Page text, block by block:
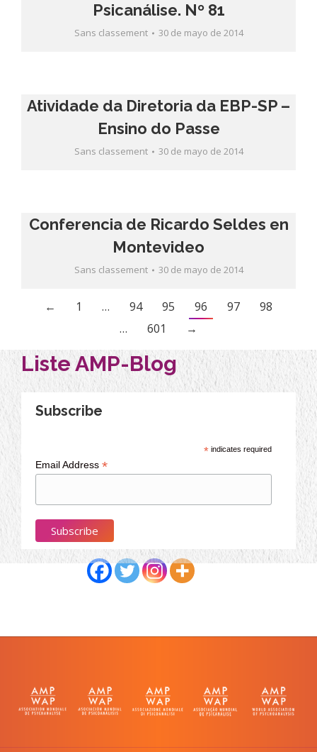
Psicanálise. Nº 81
Sans classement 30 de mayo de 2014
Atividade da Diretoria da EBP-SP –
Ensino do Passe
Sans classement 30 de mayo de 2014
Conferencia de Ricardo Seldes en
Montevideo
Sans classement 30 de mayo de 2014
← 1 … 94 95 96 97
98
…
601 →
Liste AMP-Blog
Subscribe
* indicates required
Email Address *
Partagez cet article